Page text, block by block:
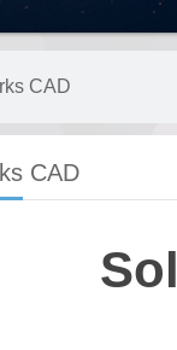
CAD
CAD